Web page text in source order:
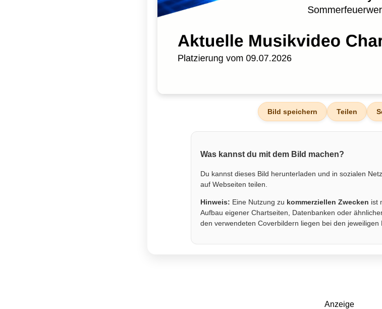
Bild speichern Teilen
Was kannst du mit dem Bild machen?
Du kannst dieses Bild herunterladen und in sozialen
auf Webseiten teilen.
Hinweis: Eine Nutzung zu kommerziellen Zwecken ist
Aufbau eigener Chartseiten, Datenbanken oder
den verwendeten Coverbildern liegen bei den jeweiligen
Anzeige